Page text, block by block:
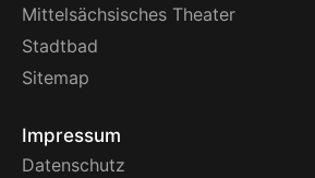
Mittelsächsisches Theater
Stadtbad
Sitemap
Impressum
Datenschutz